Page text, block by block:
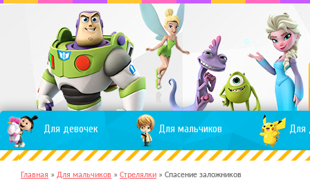
Для девочек Для мальчиков Для
Главная » Для мальчиков » Стрелялки » Спасение заложников